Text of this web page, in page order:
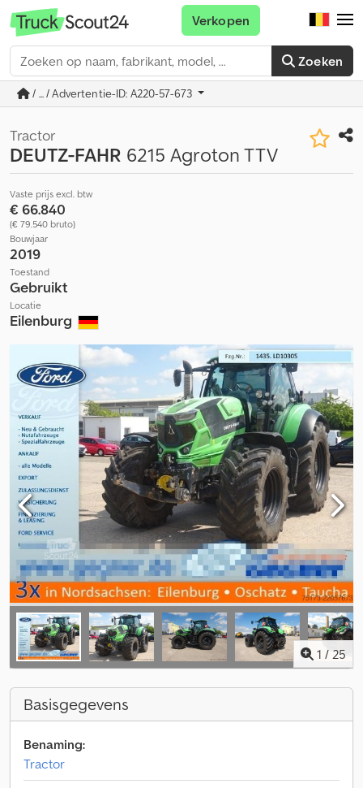
Zoeken
Verkopen
/ ... / Advertentie-ID: A220-57-673
Tractor
DEUTZ-FAHR 6215 Agroton TTV
Vaste prijs excl. btw
€ 66.840
(€ 79.540 bruto)
Bouwjaar
2019
Toestand
Gebruikt
Locatie
Eilenburg
1 / 25
Basisgegevens
Benaming:
Tractor